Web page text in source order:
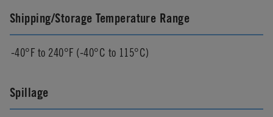
Shipping/Storage Temperature Range
-40°F to 240°F (-40°C to 115°C)
Spillage